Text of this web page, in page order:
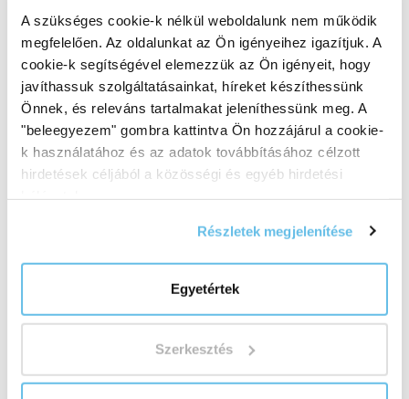
A szükséges cookie-k nélkül weboldalunk nem működik
megfelelően. Az oldalunkat az Ön igényeihez igazítjuk. A
cookie-k segítségével elemezzük az Ön igényeit, hogy
javíthassuk szolgáltatásainkat, híreket készíthessünk
Önnek, és releváns tartalmakat jeleníthessünk meg. A
"beleegyezem" gombra kattintva Ön hozzájárul a cookie-
k használatához és az adatok továbbításához célzott
hirdetések céljából a közösségi és egyéb hirdetési
Részletek megjelenítése
Egyetértek
Szerkesztés